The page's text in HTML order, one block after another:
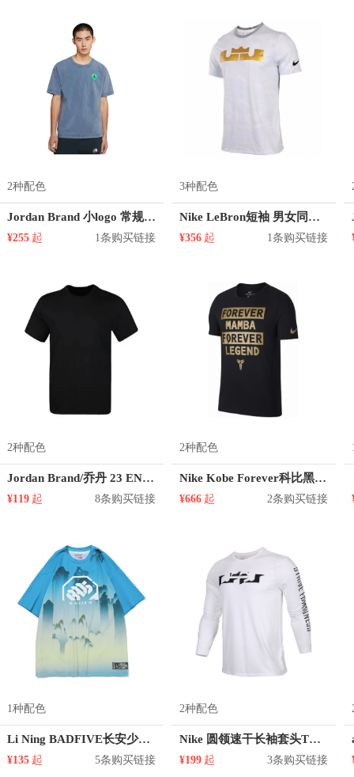
2种配色
Jordan Brand 小logo 常规圆领短袖T恤 CW0827
¥255 起 1条购买链接
3种配色
Nike LeBron短袖 男女同款 906156
¥356 起 1条购买链接
2种配色
Jordan Brand/乔丹 23 ENGINEERED 美式印花图案篮球正肩短袖T恤 CV7974
¥119 起 8条购买链接
2种配色
Nike Kobe Forever科比黑金T恤 906099
¥666 起 2条购买链接
1种配色
Li Ning BADFIVE长安少年篮球系列短袖圆领T恤 AHSQ905
¥135 起 5条购买链接
2种配色
Nike 圆领速干长袖套头T恤 882185
¥199 起 3条购买链接